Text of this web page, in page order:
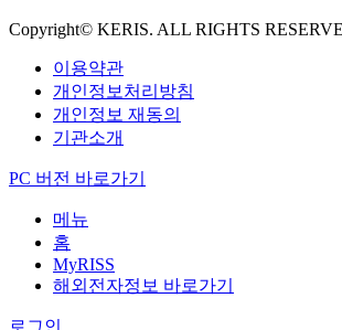
Copyright© KERIS. ALL RIGHTS
이용약관
개인정보처리방침
개인정보 재동의
기관소개
PC 버전 바로가기
메뉴
홈
MyRISS
해외전자정보 바로가기